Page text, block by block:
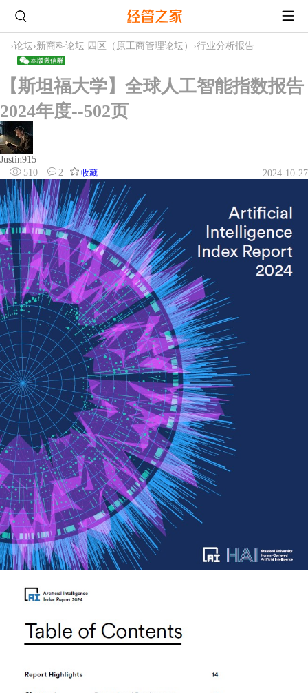
›论坛›新商科论坛 四区（原工商管理论坛） ›行业分析报告
【斯坦福大学】全球人工智能指数报告
2024年度--502页
Justin915
510
2 收藏 2024-10-27